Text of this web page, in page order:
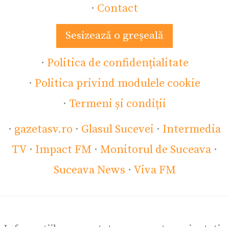
· Contact
Sesizează o greșeală
· Politica de confidențialitate
· Politica privind modulele cookie
· Termeni și condiții
· gazetasv.ro · Glasul Sucevei · Intermedia
TV · Impact FM · Monitorul de Suceava ·
Suceava News · Viva FM